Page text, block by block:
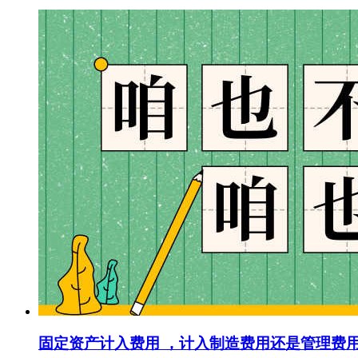
固定资产计入费用 ，计入制造费用还是管理费